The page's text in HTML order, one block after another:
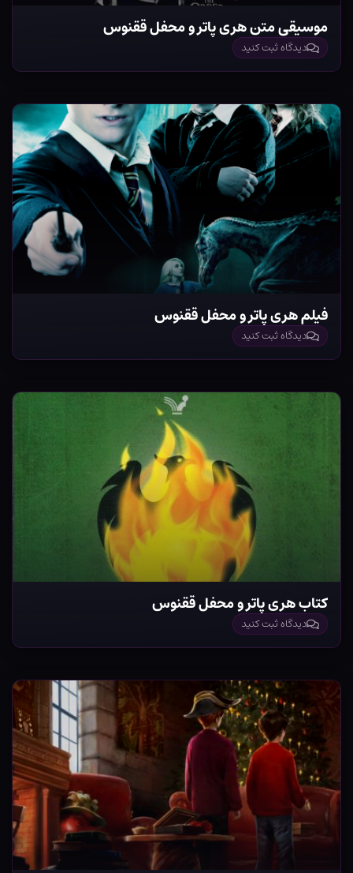
موسیقی متن هری پاتر و محفل ققنوس
دیدگاه ثبت کنید
فیلم هری پاتر و محفل ققنوس
دیدگاه ثبت کنید
کتاب هری پاتر و محفل ققنوس
دیدگاه ثبت کنید